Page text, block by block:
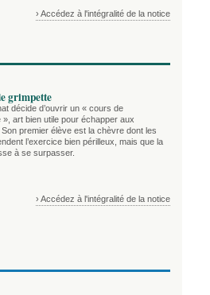
› Accédez à l'intégralité de la notice
grimpette
décide d’ouvrir un « cours de
», art bien utile pour échapper aux
premier élève est la chèvre dont les
l’exercice bien périlleux, mais que la
à se surpasser.
› Accédez à l'intégralité de la notice